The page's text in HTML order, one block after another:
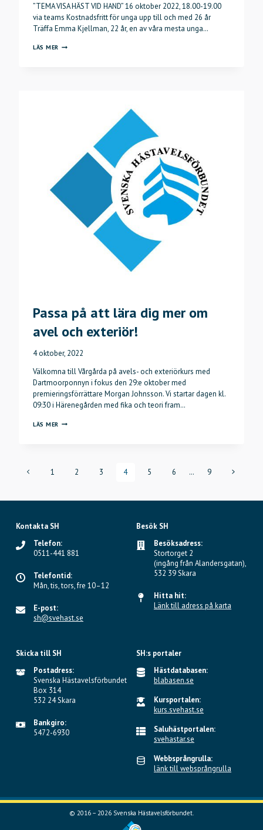
”TEMA VISA HÄST VID HAND” 16 oktober 2022, 18.00-19.00
via teams Kostnadsfritt för unga upp till och med 26 år
Träffa Emma Kjellman, 22 år, en av våra mesta unga…
LÄS MER DIGITAL
Passa på att lära dig mer om
avel och exteriör!
4 oktober, 2022
Välkomna till Vårgårda på avels- och exteriörkurs med
Dartmoorponnyn i fokus den 29:e oktober med
premieringsförrättare Morgan Johnsson. Vi startar dagen kl.
09:30 i Härenegården med fika och teori fram…
LÄS MER PASSA
AVEL
EXTERIÖR!
Page
navigation
Föregående
1 2 3 4 5 6 … 9
Nästa
Kontakta SH
Telefon:
0511-441 881
Telefontid:
Mån, tis, tors, fre 10–12
E-post:
sh@svehast.se
Besök SH
Besöksadress:
Stortorget 2
(ingång från Alandersgatan),
532 39 Skara
Hitta hit:
Länk till adress på karta
Skicka till SH
Postadress:
Svenska Hästavelsförbundet
Box 314
532 24 Skara
Bankgiro:
5472-6930
SH:s portaler
Hästdatabasen:
blabasen.se
Kursportalen:
kurs.svehast.se
Saluhästportalen:
svehastar.se
Webbsprångrulla:
länk till websprångrulla
© 2016 – 2026 Svenska Hästavelsförbundet.